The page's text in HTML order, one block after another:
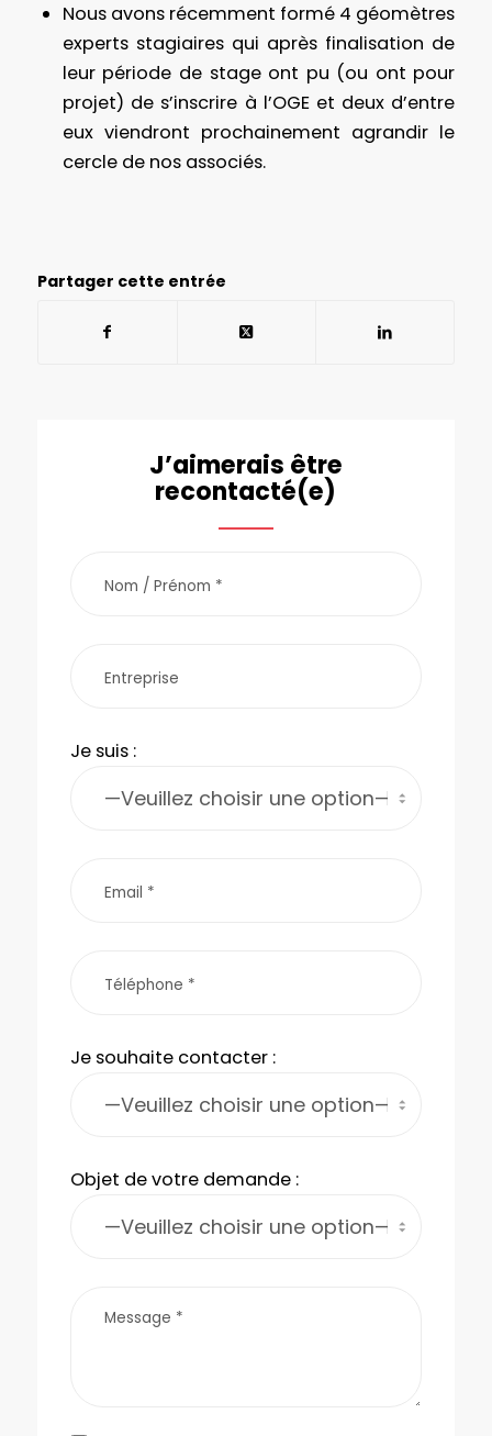
Nous avons récemment formé 4 géomètres
experts stagiaires qui après finalisation de
leur période de stage ont pu (ou ont pour
projet) de s’inscrire à l’OGE et deux d’entre
eux viendront prochainement agrandir le
cercle de nos associés.
Partager cette entrée
J’aimerais être
recontacté(e)
Je suis :
Je souhaite contacter :
Objet de votre demande :